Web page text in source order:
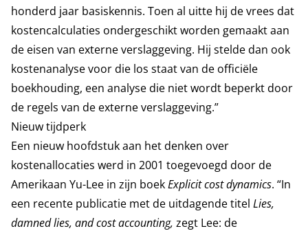
honderd jaar basiskennis. Toen al uitte hij de vrees dat
kostencalculaties ondergeschikt worden gemaakt aan
de eisen van externe verslaggeving. Hij stelde dan ook
kostenanalyse voor die los staat van de officiële
boekhouding, een analyse die niet wordt beperkt door
de regels van de externe verslaggeving.”
Nieuw tijdperk
Een nieuw hoofdstuk aan het denken over
kostenallocaties werd in 2001 toegevoegd door de
Amerikaan Yu-Lee in zijn boekExplicit cost dynamics. “In
een recente publicatie met de uitdagende titel Lies,
damned lies, and cost accounting, zegt Lee: de